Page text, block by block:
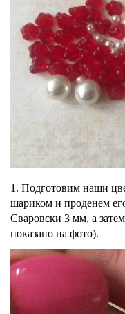
1. Подготовим наши
шариком и проденем
Сваровски 3 мм, а
показано на фото).